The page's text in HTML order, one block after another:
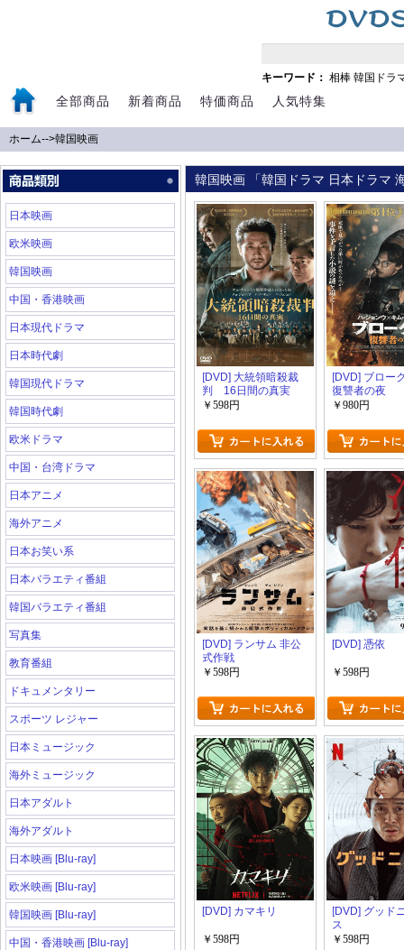
キーワード： 相棒 韓国ドラ
全部商品 新着商品 特価商品 人気特集
ホーム-->韓国映画
日本映画
欧米映画
韓国映画
中国・香港映画
日本現代ドラマ
日本時代劇
韓国現代ドラマ
韓国時代劇
欧米ドラマ
中国・台湾ドラマ
日本アニメ
海外アニメ
日本お笑い系
日本バラエティ番組
韓国バラエティ番組
写真集
教育番組
ドキュメンタリー
スポーツ レジャー
日本ミュージック
海外ミュージック
日本アダルト
海外アダルト
日本映画 [Blu-ray]
欧米映画 [Blu-ray]
韓国映画 [Blu-ray]
中国・香港映画 [Blu-ray]
韓国映画 「韓国ドラマ 日本ドラマ
[DVD] 大統領暗殺裁
判 16日間の真実
￥598円
[DVD] ブロ
復讐者の夜
￥980円
[DVD] ランサム 非公
式作戦
￥598円
[DVD] 憑依
￥598円
[DVD] カマキリ
￥598円
[DVD] グッド
ス
￥598円